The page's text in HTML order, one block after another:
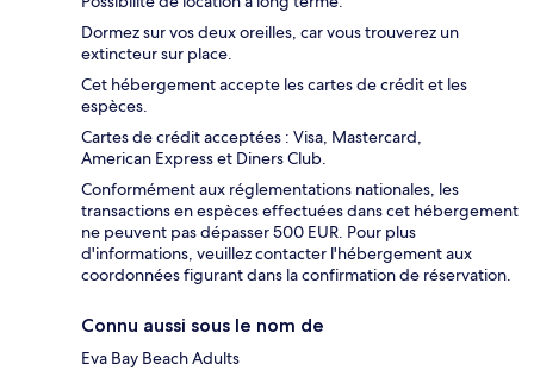
Dormez sur vos deux oreilles, car vous trouverez un
extincteur sur place.
Cet hébergement accepte les cartes de crédit et les
espèces.
Cartes de crédit acceptées : Visa, Mastercard,
American Express et Diners Club.
Conformément aux réglementations nationales, les
transactions en espèces effectuées dans cet hébergement
ne peuvent pas dépasser 500 EUR. Pour plus
d'informations, veuillez contacter l'hébergement aux
coordonnées figurant dans la confirmation de réservation.
Connu aussi sous le nom de
Eva Bay Beach Adults